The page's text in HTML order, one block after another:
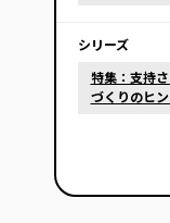
シリーズ
特集：支持
づくりのヒ